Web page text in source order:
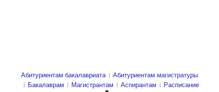
Абитуриентам бакалавриата
Абитуриентам магистратуры
Бакалаврам
Магистрантам Аспирантам Расписание